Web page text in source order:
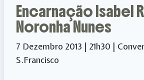
Encarnação Isabel
Noronha Nunes
7 Dezembro 2013 | 21h30 |
S.Francisco